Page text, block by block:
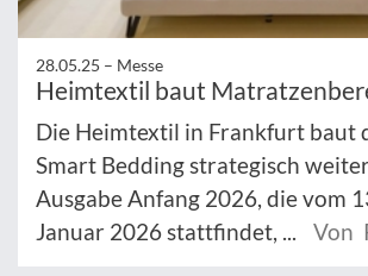
28.05.25 – Messe
Heimtextil baut
Die Heimtextil in Frankfurt baut
Smart Bedding strategisch
Ausgabe Anfang 2026, die vom
Januar 2026 stattfindet, ...
Von